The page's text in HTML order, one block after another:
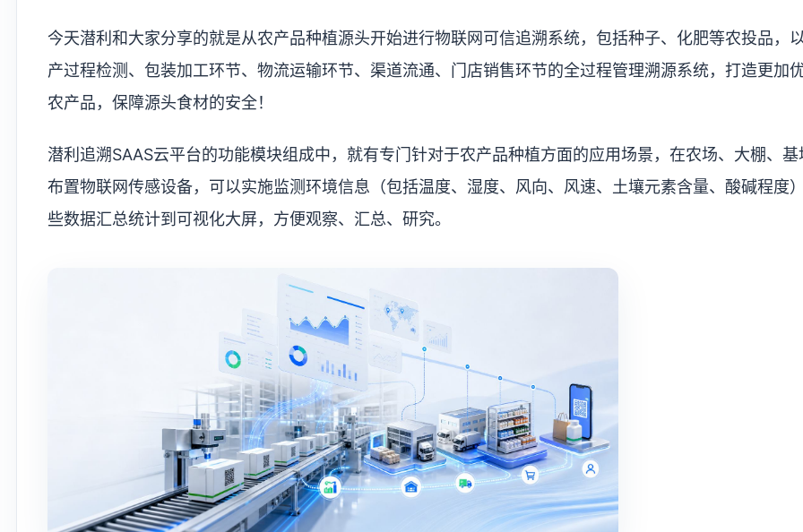
今天潜利和大家分享的就是从农产品种植源头开始进行物联网可信追溯系统，包括种子、化肥等农投品，
产过程检测、包装加工环节、物流运输环节、渠道流通、门店销售环节的全过程管理溯源系统，打造更加
农产品，保障源头食材的安全！
潜利追溯SAAS云平台的功能模块组成中，就有专门针对于农产品种植方面的应用场景，在农场、大棚、基
布置物联网传感设备，可以实施监测环境信息（包括温度、湿度、风向、风速、土壤元素含量、酸碱程度
些数据汇总统计到可视化大屏，方便观察、汇总、研究。